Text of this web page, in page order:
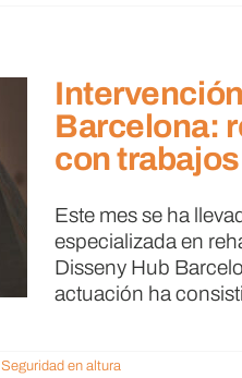
Barcelona:
con
Este mes se ha
especializada en
Disseny Hub
actuación ha
Seguridad en altura